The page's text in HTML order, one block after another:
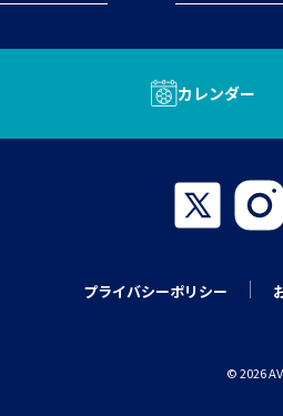
カレンダー
プライバシーポリシー
© 2026